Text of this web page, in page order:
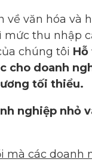
văn hóa và
mức thu nhập
chúng tôi
doanh
tối thiểu.
nghiệp nhỏ
mà các doanh